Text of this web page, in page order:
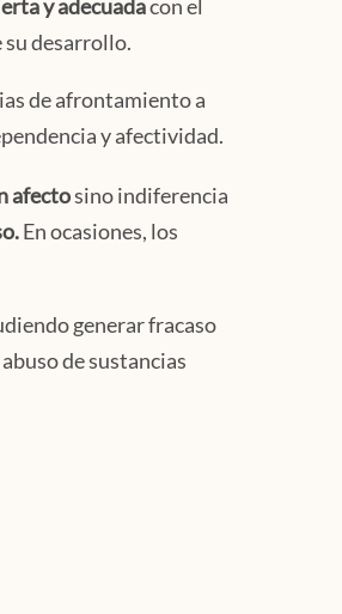
y adecuadacon el
su desarrollo.
de afrontamiento a
y afectividad.
afectosino indiferencia
En ocasiones, los
generar fracaso
de sustancias